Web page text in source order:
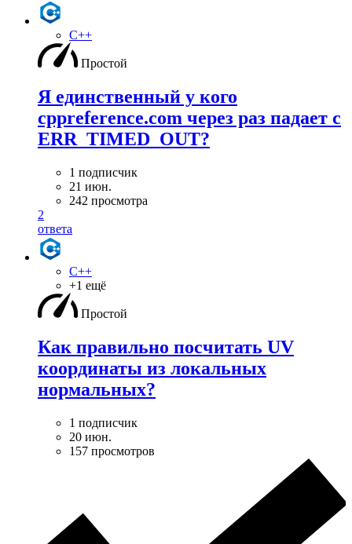
C++
Простой
Я единственный у кого
cppreference.com через раз падает с
ERR_TIMED_OUT?
1 подписчик
21 июн.
242 просмотра
2
ответа
C++
+1 ещё
Простой
Как правильно посчитать UV
координаты из локальных
нормальных?
1 подписчик
20 июн.
157 просмотров